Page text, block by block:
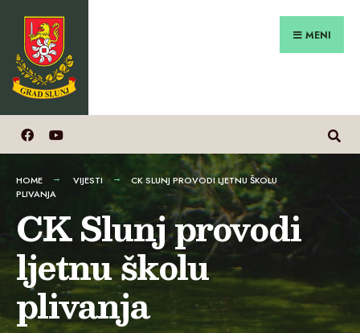
Preskoči
sadržaj
MENI
HOME VIJESTI
CK SLUNJ PROVODI LJETNU ŠKOLU
PLIVANJA
CK Slunj provodi
ljetnu školu
plivanja
for: